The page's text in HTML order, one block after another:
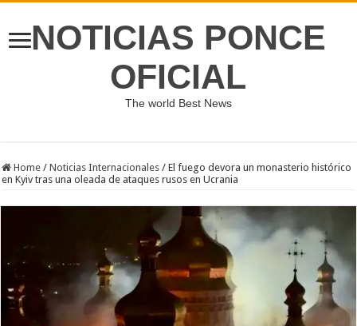
NOTICIAS PONCE
OFICIAL
The world Best News
Home / Noticias Internacionales / El fuego devora un monasterio histórico
en Kyiv tras una oleada de ataques rusos en Ucrania